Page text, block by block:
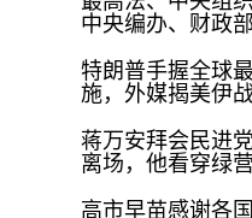
中央编办、财政
特朗普手握全球
施，外媒揭美伊
蒋万安拜会民进
离场，他看穿绿
高市早苗感谢各